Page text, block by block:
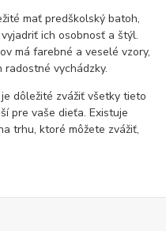
mať predškolský batoh,
ich osobnosť a štýl.
má farebné a veselé vzory,
vychádzky.
je dôležité zvážiť všetky tieto
pre vaše dieťa. Existuje
trhu, ktoré môžete zvážiť,